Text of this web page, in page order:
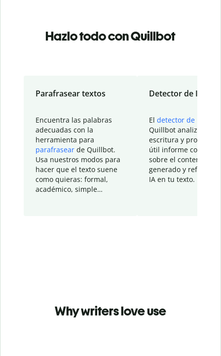
Hazlo todo con Quillbot
Parafrasear textos
Encuentra las palabras
adecuadas con la
herramienta para
parafrasear de Quillbot.
Usa nuestros modos para
hacer que el texto suene
como quieras: formal,
académico, simple…
Detector de IA
El detector de IA
Quillbot analiza tu
escritura y
útil informe con
sobre el contenido
generado y refinado
IA en tu texto.
Why writers love use